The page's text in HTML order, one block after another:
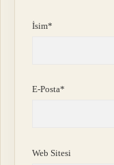
İsim*
E-Posta*
Web Sitesi